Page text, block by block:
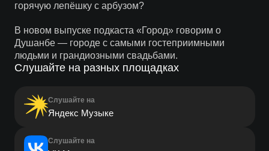
горячую лепёшку с арбузом?
В новом выпуске подкаста «Город» говорим о
Душанбе — городе с самыми гостеприимными
людьми и грандиозными свадьбами.
Слушайте на разных площадках
Слушайте на
Яндекс Музыке
Слушайте на